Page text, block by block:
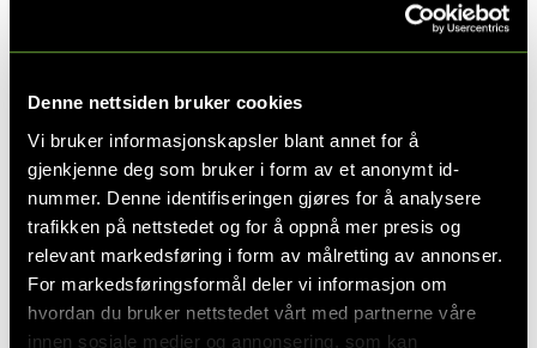
Denne nettsiden bruker cookies
Vi bruker informasjonskapsler blant annet for å
gjenkjenne deg som bruker i form av et anonymt id-
nummer. Denne identifiseringen gjøres for å analysere
trafikken på nettstedet og for å oppnå mer presis og
relevant markedsføring i form av målretting av annonser.
For markedsføringsformål deler vi informasjon om
hvordan du bruker nettstedet vårt med partnerne våre
innen sosiale medier og annonsering, som kan
Bredde
50 cm
Dybde
52 cm
Høyde
82 cm
Sittedybde
48 cm
Sittehøyde
48 cm